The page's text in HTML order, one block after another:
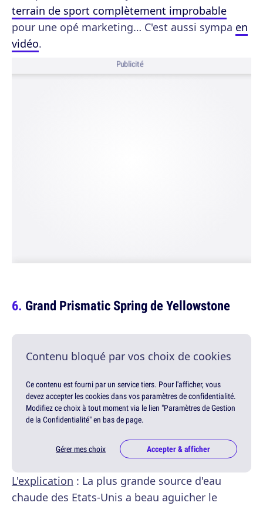
terrain de sport complètement improbable
pour une opé marketing… C'est aussi sympa en
vidéo.
Publicité
Grand Prismatic Spring de Yellowstone
Contenu bloqué par vos choix de cookies
Ce contenu est fourni par un service tiers. Pour l'afficher, vous
devez accepter les cookies dans vos paramètres de confidentialité.
Modifiez ce choix à tout moment via le lien "Paramètres de Gestion
de la Confidentialité" en bas de page.
Gérer mes choix Accepter & afficher
L'explication : La plus grande source d'eau
chaude des Etats-Unis a beau aguicher le